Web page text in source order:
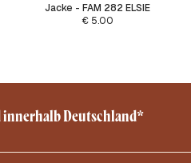
Jacke - FAM 282 ELSIE
€5.00
innerhalb Deutschland*